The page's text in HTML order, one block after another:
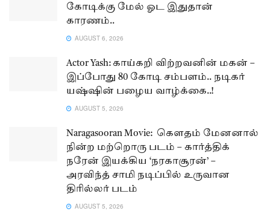
கோடிக்கு மேல் ஓட இதுதான்
காரணம்..
AUGUST 6, 2026
Actor Yash: காய்கறி விற்றவனின் மகன் –
இப்போது 80 கோடி சம்பளம்.. நடிகர்
யஷ்ஷின் பழைய வாழ்க்கை..!
AUGUST 5, 2026
Naragasooran Movie: கௌதம் மேனனால்
நின்ற மற்றொரு படம் – கார்த்திக்
நரேன் இயக்கிய ‘நரகாசூரன்’ –
அரவிந்த் சாமி நடிப்பில் உருவான
திரில்லர் படம்
AUGUST 5, 2026